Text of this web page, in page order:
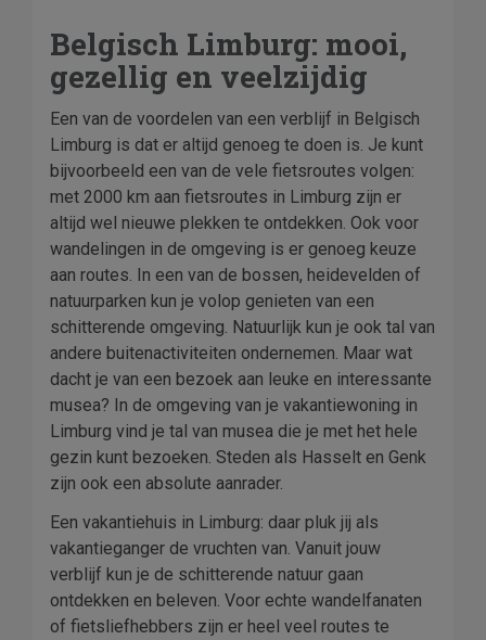
Belgisch Limburg: mooi,
gezellig en veelzijdig
Een van de voordelen van een verblijf in Belgisch
Limburg is dat er altijd genoeg te doen is. Je kunt
bijvoorbeeld een van de vele fietsroutes volgen:
met 2000 km aan fietsroutes in Limburg zijn er
altijd wel nieuwe plekken te ontdekken. Ook voor
wandelingen in de omgeving is er genoeg keuze
aan routes. In een van de bossen, heidevelden of
natuurparken kun je volop genieten van een
schitterende omgeving. Natuurlijk kun je ook tal van
andere buitenactiviteiten ondernemen. Maar wat
dacht je van een bezoek aan leuke en interessante
musea? In de omgeving van je vakantiewoning in
Limburg vind je tal van musea die je met het hele
gezin kunt bezoeken. Steden als Hasselt en Genk
zijn ook een absolute aanrader.
Een vakantiehuis in Limburg: daar pluk jij als
vakantieganger de vruchten van. Vanuit jouw
verblijf kun je de schitterende natuur gaan
ontdekken en beleven. Voor echte wandelfanaten
of fietsliefhebbers zijn er heel veel routes te